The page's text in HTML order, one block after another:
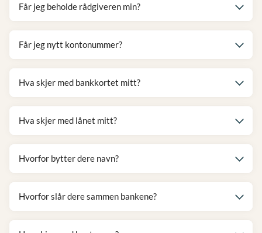
Får jeg beholde rådgiveren min?
Får jeg nytt kontonummer?
Hva skjer med bankkortet mitt?
Hva skjer med lånet mitt?
Hvorfor bytter dere navn?
Hvorfor slår dere sammen bankene?